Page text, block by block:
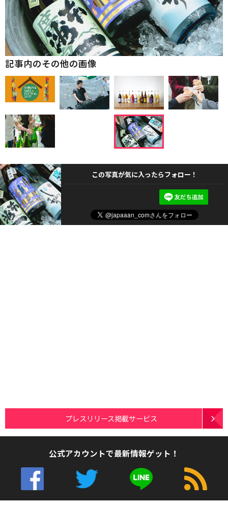
記事内のその他の画像
この写真が気に入ったらフォロー！
プレスリリース掲載サービス
公式アカウントで最新情報ゲット！